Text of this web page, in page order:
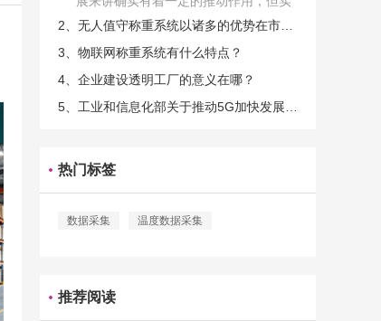
际上在工业发展的过程当中，能够推动
相关产业发展的具体结束是非常的多
3、物联网称重系统有什么特点？
4、企业建设透明工厂的意义在哪？
热门标签
数据采集 温度数据采集
推荐阅读